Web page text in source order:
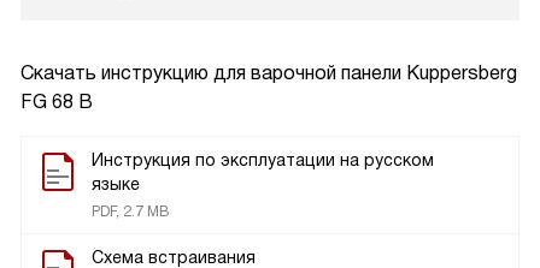
Скачать инструкцию для варочной панели Kuppersberg
FG 68 B
Инструкция по эксплуатации на русском
языке
PDF, 2.7 MB
Схема встраивания